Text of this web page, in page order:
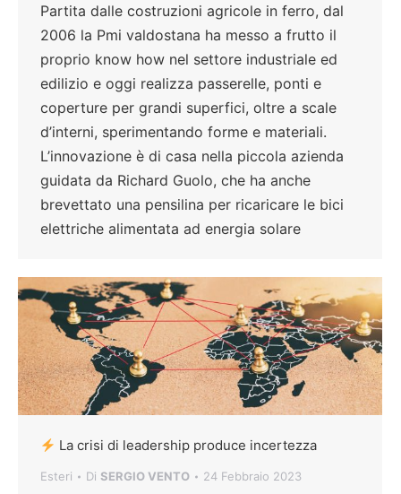
Partita dalle costruzioni agricole in ferro, dal
2006 la Pmi valdostana ha messo a frutto il
proprio know how nel settore industriale ed
edilizio e oggi realizza passerelle, ponti e
coperture per grandi superfici, oltre a scale
d’interni, sperimentando forme e materiali.
L’innovazione è di casa nella piccola azienda
guidata da Richard Guolo, che ha anche
brevettato una pensilina per ricaricare le bici
elettriche alimentata ad energia solare
La crisi di leadership produce incertezza
Esteri Di SERGIO VENTO 24 Febbraio 2023